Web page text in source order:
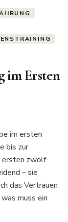
im Ersten
im ersten
bis zur
ersten zwölf
– sie
das Vertrauen
muss ein